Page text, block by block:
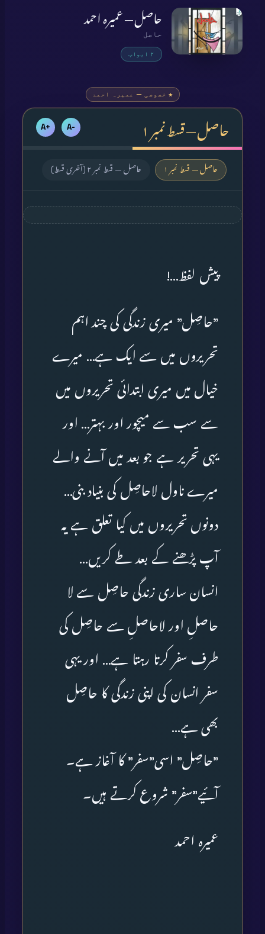
حاصل — عمیرہ احمد
حاصل
۲ ابواب
★ خصوصی — عمیرہ احمد
حاصل — قسط نمبر ۱ -A
+A
حاصل — قسط نمبر ۱ حاصل — قسط نمبر ۲ (آخری قسط)
پیش لفظ…!
”حاصِل” میری زندگی کی چند اہم
تحریروں میں سے ایک ہے… میرے
خیال میں میری ابتدائی تحریروں میں
سے سب سے میچور اور بہتر… اور
یہی تحریر ہے جو بعد میں آنے والے
میرے ناول لاحاصِل کی بنیاد بنی…
دونوں تحریروں میں کیا تعلق ہے یہ
آپ پڑھنے کے بعد طے کریں…
انسان ساری زندگی حاصِل سے لا
حاصلِ اور لاحاصلِ سے حاصِل کی
طرف سفر کرتا رہتا ہے… اور یہی
سفر انسان کی اپنی زندگی کا حاصِل
بھی ہے…
”حاصِل” اسی”سفر” کا آغاز ہے۔
آئیے”سفر” شروع کرتے ہیں۔
عمیرہ احمد